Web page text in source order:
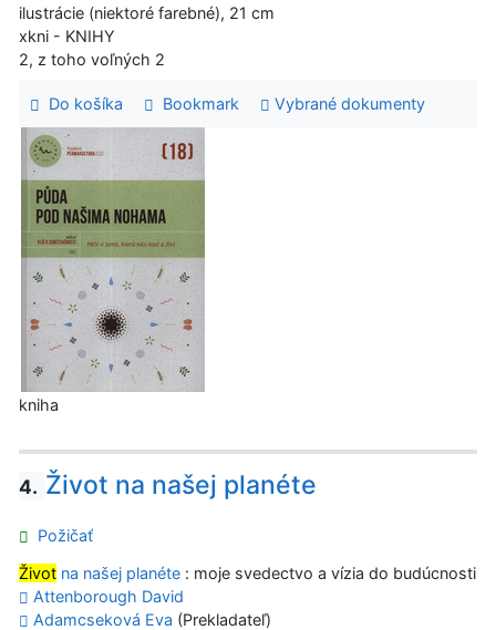
ilustrácie (niektoré farebné), 21 cm
xkni - KNIHY
2, z toho voľných 2
Do košíka Bookmark Vybrané dokumenty
kniha
4. Život na našej planéte
Požičať
Život na našej planéte : moje svedectvo a vízia do budúcnosti
Attenborough David
Adamcseková Eva (Prekladateľ)